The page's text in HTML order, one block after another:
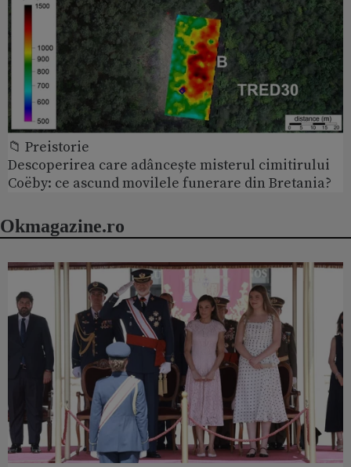
📁 Preistorie
Descoperirea care adâncește misterul cimitirului
Coëby: ce ascund movilele funerare din Bretania?
Okmagazine.ro